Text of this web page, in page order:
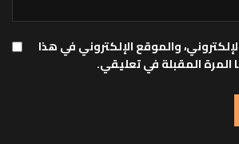
والموقع الإلكتروني في هذا
المقبلة في تعليقي.